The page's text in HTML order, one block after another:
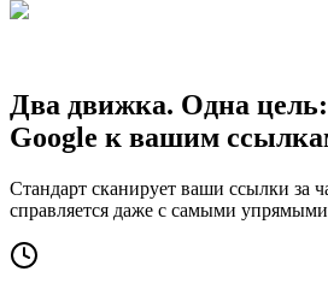
Два движка. Одна цель:
Google к вашим
Стандарт сканирует ваши ссылки за
справляется даже с самыми